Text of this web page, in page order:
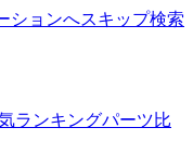
ションへスキップ検索
ランキングパーツ比